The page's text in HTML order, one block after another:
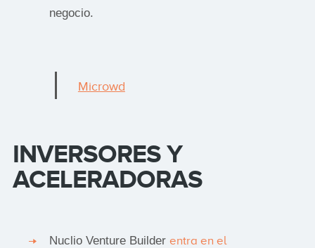
negocio.
Microwd
INVERSORES Y
ACELERADORAS
Nuclio Venture Builder entra en el